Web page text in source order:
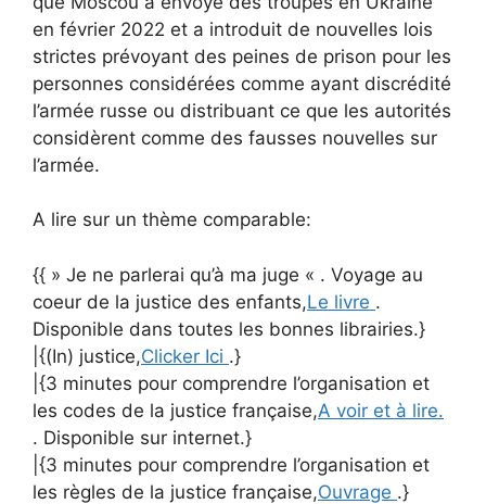
en février 2022 et a introduit de nouvelles lois
strictes prévoyant des peines de prison pour les
personnes considérées comme ayant discrédité
l’armée russe ou distribuant ce que les autorités
considèrent comme des fausses nouvelles sur
l’armée.
A lire sur un thème comparable:
{{ » Je ne parlerai qu’à ma juge « . Voyage au
coeur de la justice des enfants,Le livre .
Disponible dans toutes les bonnes librairies.}
|{(In) justice,Clicker Ici .}
|{3 minutes pour comprendre l’organisation et
les codes de la justice française,A voir et à lire.
. Disponible sur internet.}
|{3 minutes pour comprendre l’organisation et
les règles de la justice française,Ouvrage .}